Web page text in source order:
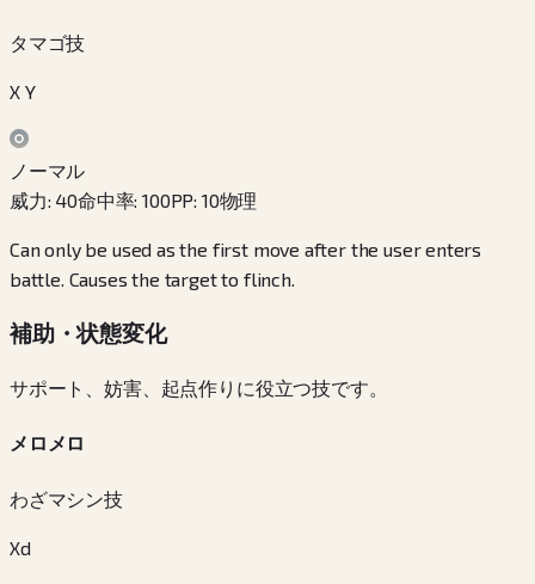
タマゴ技
X Y
ノーマル
威力: 40命中率:100PP: 10物理
Can only be used as the first move after the user enters
battle. Causes the target to flinch.
補助・状態変化
サポート、妨害、起点作りに役立つ技です。
メロメロ
わざマシン技
Xd